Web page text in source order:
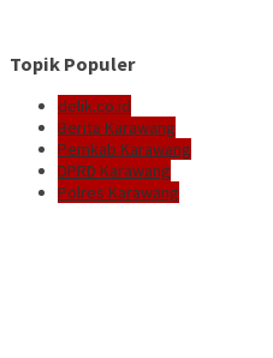
Topik Populer
delik.co.id
Berita Karawang
Pemkab Karawang
DPRD Karawang
Polres Karawang